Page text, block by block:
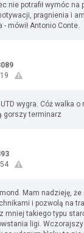
nie potrafił wymóc na
pragnienia i
mówił Antonio Conte.
wygra. Cóż walka
gorszy terminarz
Mam nadzieję,
i pozwolą na
mniej takiego typu
ligi.